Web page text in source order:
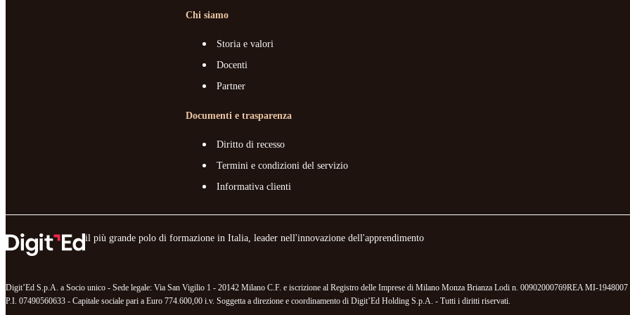
Chi siamo
Storia e valori
Docenti
Partner
Documenti e trasparenza
Diritto di recesso
Termini e condizioni del servizio
Informativa clienti
il più grande polo di formazione in Italia, leader nell'innovazione dell'apprendimento
Digit’Ed S.p.A. a Socio unico - Sede legale: Via San Vigilio 1 - 20142 Milano C.F. e iscrizione al Registro delle Imprese di Milano Monza Brianza Lodi n. 00902000769REA MI-1948007
P.I. 07490560633 - Capitale sociale pari a Euro 774.600,00 i.v. Soggetta a direzione e coordinamento di Digit’Ed Holding S.p.A. - Tutti i diritti riservati.